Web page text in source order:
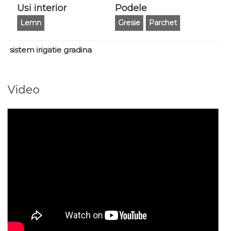
Usi interior
Lemn
Podele
Gresie Parchet
sistem irigatie gradina
Video